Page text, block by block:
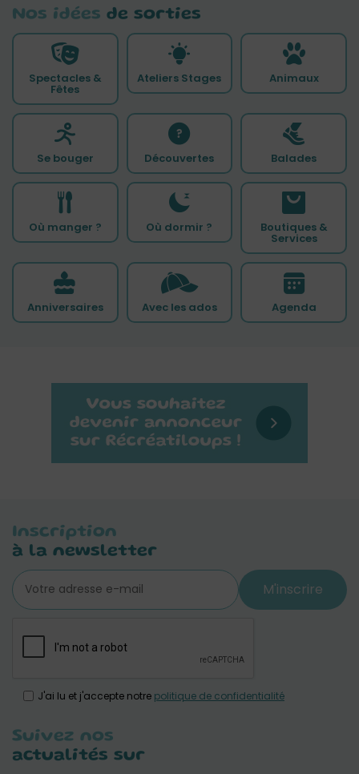
Nos idées de sorties
Spectacles &
Fêtes
Ateliers Stages Animaux
Se bouger Découvertes Balades
Où manger ? Où dormir ? Boutiques &
Services
Anniversaires Avec les ados Agenda
Inscription
à la newsletter
M'inscrire
J'ai lu et j'accepte notre politique de confidentialité
Suivez nos
actualités sur